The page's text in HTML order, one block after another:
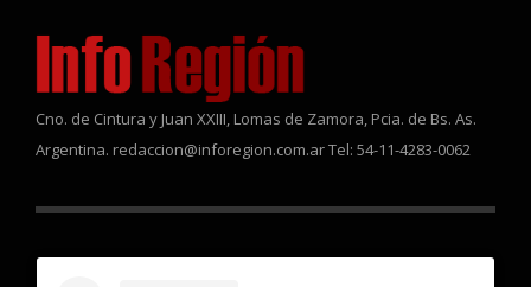
Cno. de Cintura y Juan XXIII, Lomas de Zamora, Pcia. de Bs. As.
Argentina. redaccion@inforegion.com.ar Tel: 54-11-4283-0062